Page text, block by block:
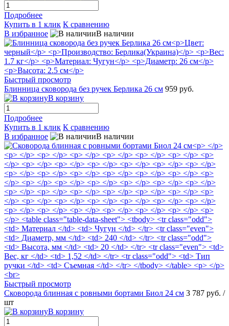
Подробнее
Купить в 1 клик К сравнению
В избранное
В наличии
Быстрый просмотр
Блинница сковорода без ручек Берлика 26 см 959 руб.
В корзину
Подробнее
Купить в 1 клик К сравнению
В избранное
В наличии
Быстрый просмотр
Сковорода блинная с ровными бортами Биол 24 см 3 787 руб. /
шт
В корзину